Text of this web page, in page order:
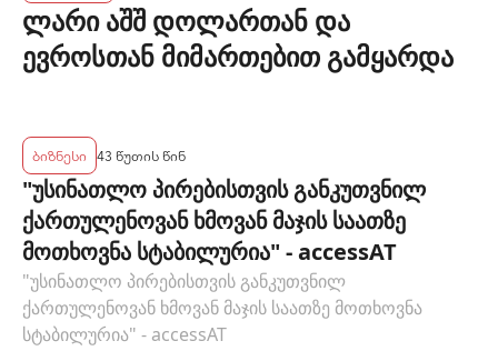
ლარი აშშ დოლართან და
ევროსთან მიმართებით გამყარდა
ბიზნესი 43 წუთის წინ
"უსინათლო პირებისთვის განკუთვნილ
ქართულენოვან ხმოვან მაჯის საათზე
მოთხოვნა სტაბილურია" - accessAT
"უსინათლო პირებისთვის განკუთვნილ
ქართულენოვან ხმოვან მაჯის საათზე მოთხოვნა
სტაბილურია" - accessAT